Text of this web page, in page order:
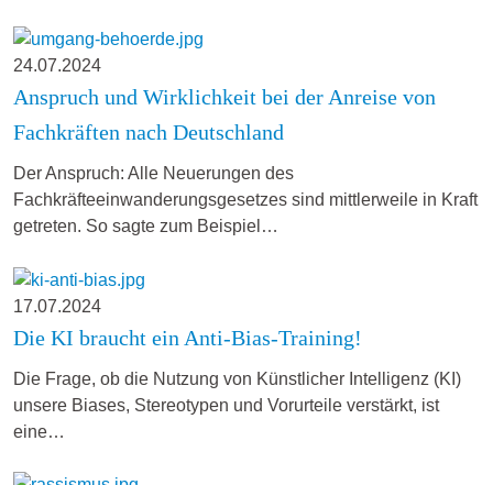
24.07.2024
Anspruch und Wirklichkeit bei der Anreise von
Fachkräften nach Deutschland
Der Anspruch: Alle Neuerungen des
Fachkräfteeinwanderungsgesetzes sind mittlerweile in Kraft
getreten. So sagte zum Beispiel…
17.07.2024
Die KI braucht ein Anti-Bias-Training!
Die Frage, ob die Nutzung von Künstlicher Intelligenz (KI)
unsere Biases, Stereotypen und Vorurteile verstärkt, ist
eine…